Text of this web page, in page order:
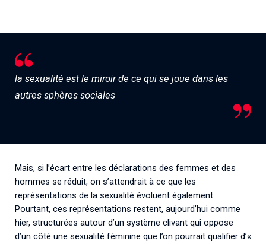
la sexualité est le miroir de ce qui se joue dans les
autres sphères sociales
Mais, si l’écart entre les déclarations des femmes et des
hommes se réduit, on s’attendrait à ce que les
représentations de la sexualité évoluent également.
Pourtant, ces représentations restent, aujourd’hui comme
hier, structurées autour d’un système clivant qui oppose
d’un côté une sexualité féminine que l’on pourrait qualifier d’«